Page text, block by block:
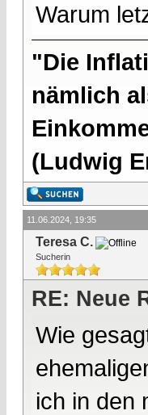
Warum
"Die
nämlich
(Ludwig
11.06.2024, 19:35
Teresa C.
Sucherin
RE: Neue
Wie
ich in den